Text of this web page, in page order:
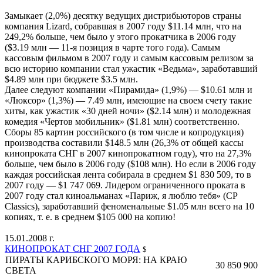
Замыкает (2,0%) десятку ведущих дистрибьюторов страны
компания Lizard, собравшая в 2007 году $11.14 млн, что на
249,2% больше, чем было у этого прокатчика в 2006 году
($3.19 млн — 11-я позиция в чарте того года). Самым
кассовым фильмом в 2007 году и самым кассовым релизом за
всю историю компании стал ужастик «Ведьма», заработавший
$4.89 млн при бюджете $3.5 млн.
Далее следуют компании «Пирамида» (1,9%) — $10.61 млн и
«Люксор» (1,3%) — 7.49 млн, имеющие на своем счету такие
хиты, как ужастик «30 дней ночи» ($2.14 млн) и молодежная
комедия «Чертов мобильник» ($1.81 млн) соответственно.
Сборы 85 картин российского (в том числе и копродукция)
производства составили $148.5 млн (26,3% от общей кассы
кинопроката СНГ в 2007 кинопрокатном году), что на 27,3%
больше, чем было в 2006 году ($108 млн). Но если в 2006 году
каждая российская лента собирала в среднем $1 830 509, то в
2007 году — $1 747 069. Лидером ограниченного проката в
2007 году стал киноальманах «Париж, я люблю тебя» (CP
Classics), заработавший феноменальные $1.05 млн всего на 10
копиях, т. е. в среднем $105 000 на копию!
15.01.2008 г.
КИНОПРОКАТ СНГ 2007 ГОДА $
ПИРАТЫ КАРИБСКОГО МОРЯ: НА КРАЮ
СВЕТА
30 850 900